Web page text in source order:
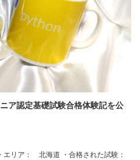
ア認定基礎試験合格体験記を公
リア： 北海道 ・合格された試験：